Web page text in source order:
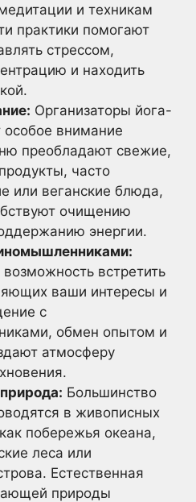
и техникам
практики помогают
стрессом,
и находить
Организаторы йога-
особое внимание
преобладают свежие,
часто
или веганские блюда,
очищению
энергии.
встретить
ваши интересы и
с
обмен опытом и
атмосферу
Большинство
в живописных
побережья океана,
леса или
Естественная
природы